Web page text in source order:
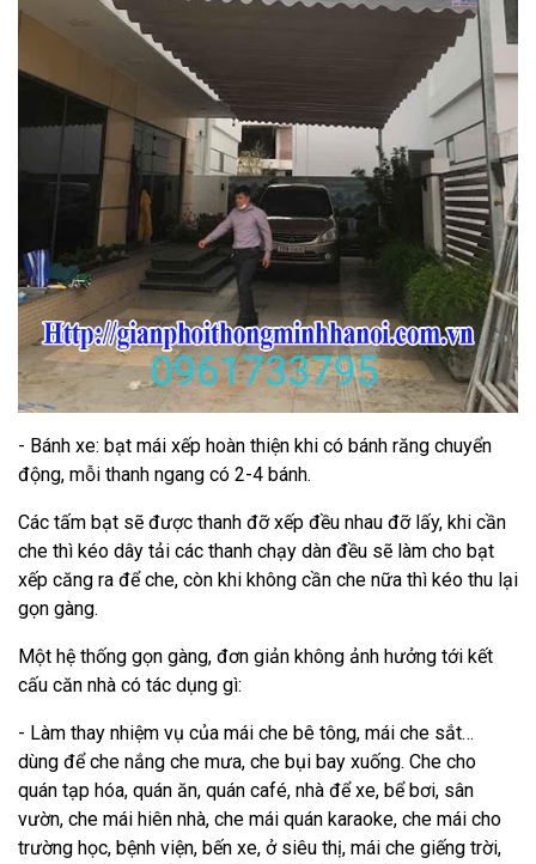
- Bánh xe: bạt mái xếp hoàn thiện khi có bánh răng chuyển
động, mỗi thanh ngang có 2-4 bánh.
Các tấm bạt sẽ được thanh đỡ xếp đều nhau đỡ lấy, khi cần
che thì kéo dây tải các thanh chạy dàn đều sẽ làm cho bạt
xếp căng ra để che, còn khi không cần che nữa thì kéo thu lại
gọn gàng.
Một hệ thống gọn gàng, đơn giản không ảnh hưởng tới kết
cấu căn nhà có tác dụng gì:
- Làm thay nhiệm vụ của mái che bê tông, mái che sắt…
dùng để che nắng che mưa, che bụi bay xuống. Che cho
quán tạp hóa, quán ăn, quán café, nhà để xe, bể bơi, sân
vườn, che mái hiên nhà, che mái quán karaoke, che mái cho
trường học, bệnh viện, bến xe, ở siêu thị, mái che giếng trời,